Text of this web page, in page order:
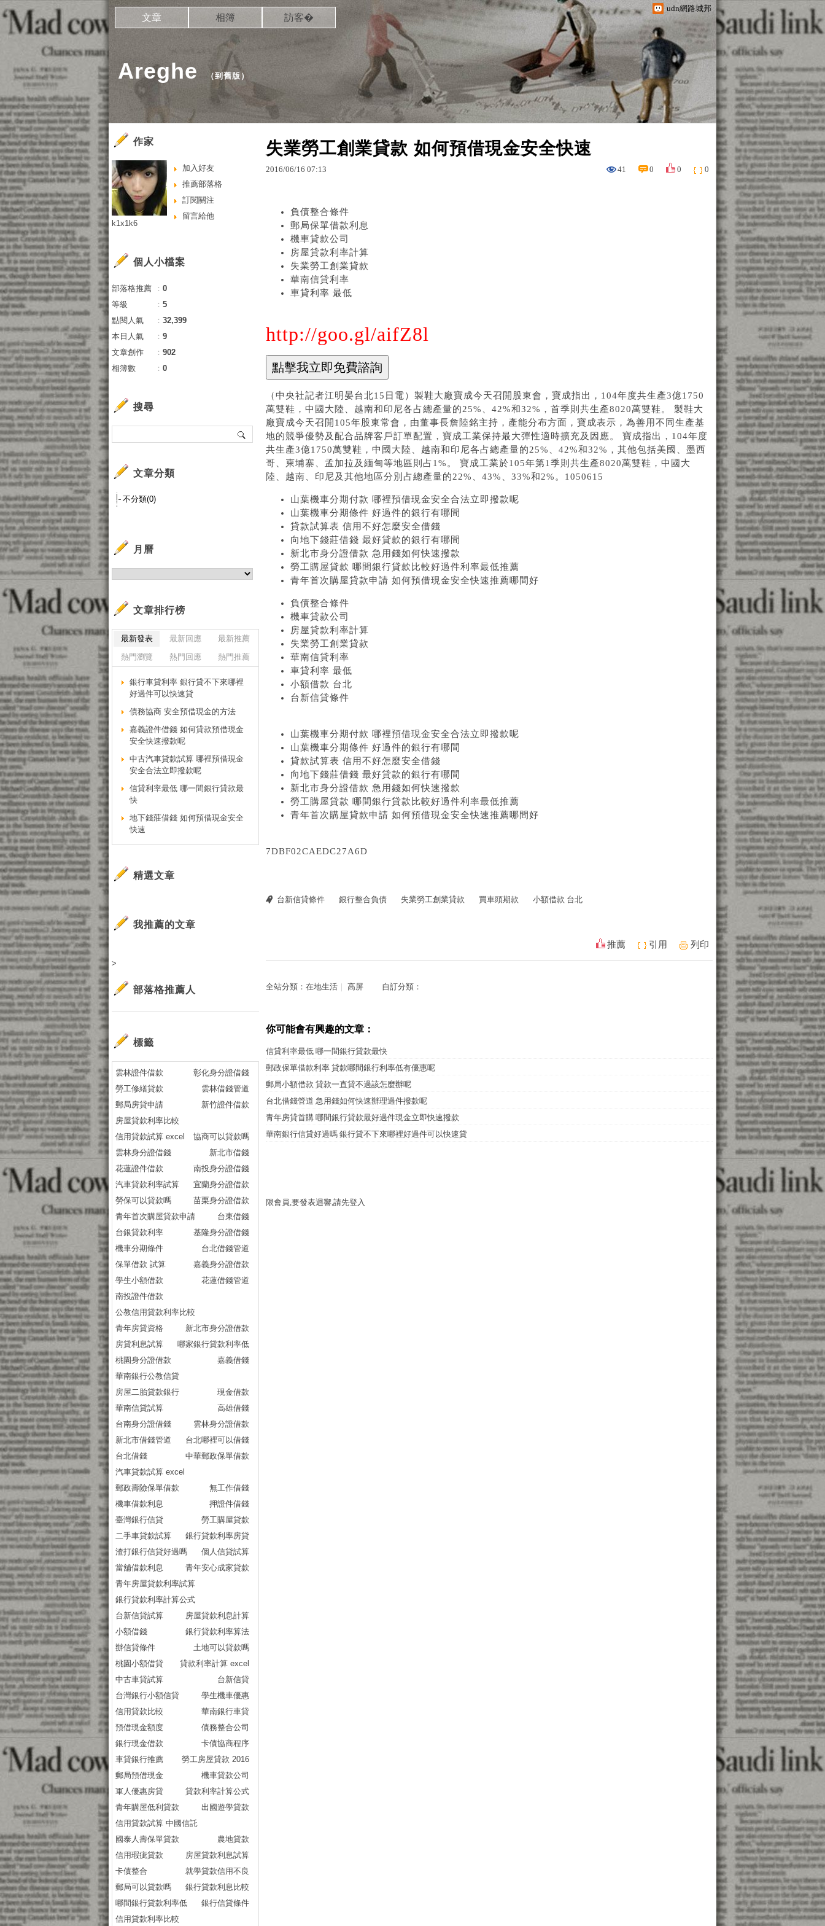
udn網路城邦
Areghe （到舊版 ）
文章 相簿 訪客�
失業勞工創業貸款 如何預借現金安全快速
2016/06/16 07:13 41 0 0 0
負債整合條件
郵局保單借款利息
機車貸款公司
房屋貸款利率計算
失業勞工創業貸款
華南信貸利率
車貸利率 最低
http://goo.gl/aifZ8l
（中央社記者江明晏台北15日電）製鞋大廠寶成今天召開股東會，寶成指出，104年度共生產3億1750
萬雙鞋，中國大陸、越南和印尼各占總產量的25%、42%和32%，首季則共生產8020萬雙鞋。 製鞋大
廠寶成今天召開105年股東常會，由董事長詹陸銘主持，產能分布方面，寶成表示，為善用不同生產基
地的競爭優勢及配合品牌客戶訂單配置，寶成工業保持最大彈性適時擴充及因應。 寶成指出，104年度
共生產3億1750萬雙鞋，中國大陸、越南和印尼各占總產量的25%、42%和32%，其他包括美國、墨西
哥、柬埔寨、孟加拉及緬甸等地區則占1%。 寶成工業於105年第1季則共生產8020萬雙鞋，中國大
陸、越南、印尼及其他地區分別占總產量的22%、43%、33%和2%。1050615
山葉機車分期付款 哪裡預借現金安全合法立即撥款呢
山葉機車分期條件 好過件的銀行有哪間
貸款試算表 信用不好怎麼安全借錢
向地下錢莊借錢 最好貸款的銀行有哪間
新北市身分證借款 急用錢如何快速撥款
勞工購屋貸款 哪間銀行貸款比較好過件利率最低推薦
青年首次購屋貸款申請 如何預借現金安全快速推薦哪間好
負債整合條件
機車貸款公司
房屋貸款利率計算
失業勞工創業貸款
華南信貸利率
車貸利率 最低
小額借款 台北
台新信貸條件
山葉機車分期付款 哪裡預借現金安全合法立即撥款呢
山葉機車分期條件 好過件的銀行有哪間
貸款試算表 信用不好怎麼安全借錢
向地下錢莊借錢 最好貸款的銀行有哪間
新北市身分證借款 急用錢如何快速撥款
勞工購屋貸款 哪間銀行貸款比較好過件利率最低推薦
青年首次購屋貸款申請 如何預借現金安全快速推薦哪間好
7DBF02CAEDC27A6D
台新信貸條件 銀行整合負債 失業勞工創業貸款 買車頭期款 小額借款 台北
推薦 引用 列印
全站分類： 在地生活 高屏 自訂分類：
你可能會有興趣的文章：
信貸利率最低 哪一間銀行貸款最快
郵政保單借款利率 貸款哪間銀行利率低有優惠呢
郵局小額借款 貸款一直貸不過該怎麼辦呢
台北借錢管道 急用錢如何快速辦理過件撥款呢
青年房貸首購 哪間銀行貸款最好過件現金立即快速撥款
華南銀行信貸好過嗎 銀行貸不下來哪裡好過件可以快速貸
限會員,要發表迴響,請先登入
作家
加入好友
推薦部落格
訂閱關注
留言給他
k1x1k6
個人小檔案
部落格推薦 ： 0
等級
： 5
點閱人氣
： 32,399
本日人氣
： 9
文章創作
： 902
相簿數
： 0
搜尋
文章分類
不分類(0)
月曆
文章排行榜
最新發表 最新回應
最新推薦
熱門瀏覽
熱門回應 熱門推薦
銀行車貸利率 銀行貸不下來哪裡
好過件可以快速貸
債務協商 安全預借現金的方法
嘉義證件借錢 如何貸款預借現金
安全快速撥款呢
中古汽車貸款試算 哪裡預借現金
安全合法立即撥款呢
信貸利率最低 哪一間銀行貸款最
快
地下錢莊借錢 如何預借現金安全
快速
精選文章
我推薦的文章
>
部落格推薦人
標籤
雲林證件借款
彰化身分證借錢
勞工修繕貸款
雲林借錢管道
郵局房貸申請
新竹證件借款
房屋貸款利率比較
信用貸款試算 excel
協商可以貸款嗎
雲林身分證借錢
新北市借錢
花蓮證件借款
南投身分證借錢
汽車貸款利率試算
宜蘭身分證借款
勞保可以貸款嗎
苗栗身分證借款
青年首次購屋貸款申請
台東借錢
台銀貸款利率
基隆身分證借錢
機車分期條件
台北借錢管道
保單借款 試算
嘉義身分證借款
學生小額借款
花蓮借錢管道
南投證件借款
公教信用貸款利率比較
青年房貸資格
新北市身分證借款
房貸利息試算
哪家銀行貸款利率低
桃園身分證借款
嘉義借錢
華南銀行公教信貸
房屋二胎貸款銀行
現金借款
華南信貸試算
高雄借錢
台南身分證借錢
雲林身分證借款
新北市借錢管道
台北哪裡可以借錢
台北借錢
中華郵政保單借款
汽車貸款試算 excel
郵政壽險保單借款
無工作借錢
機車借款利息
押證件借錢
臺灣銀行信貸
勞工購屋貸款
二手車貸款試算
銀行貸款利率房貸
渣打銀行信貸好過嗎
個人信貸試算
當舖借款利息
青年安心成家貸款
青年房屋貸款利率試算
銀行貸款利率計算公式
台新信貸試算
房屋貸款利息計算
小額借錢
銀行貸款利率算法
辦信貸條件
土地可以貸款嗎
桃園小額借貸
貸款利率計算 excel
中古車貸試算
台新信貸
台灣銀行小額信貸
學生機車優惠
信用貸款比較
華南銀行車貸
預借現金額度
債務整合公司
銀行現金借款
卡債協商程序
車貸銀行推薦
勞工房屋貸款 2016
郵局預借現金
機車貸款公司
軍人優惠房貸
貸款利率計算公式
青年購屋低利貸款
出國遊學貸款
信用貸款試算 中國信託
國泰人壽保單貸款
農地貸款
信用瑕疵貸款
房屋貸款利息試算
卡債整合
就學貸款信用不良
郵局可以貸款嗎
銀行貸款利息比較
哪間銀行貸款利率低
銀行信貸條件
信用貸款利率比較